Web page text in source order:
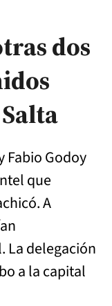
dos
Fabio Godoy
que
A
La delegación
a la capital